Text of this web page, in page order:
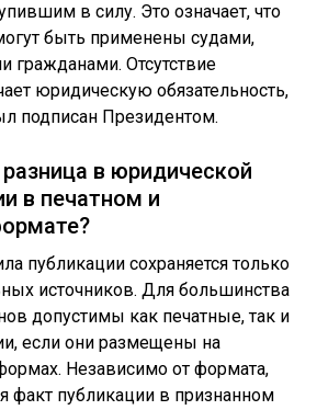
в силу. Это означает, что
быть применены судами,
гражданами. Отсутствие
юридическую обязательность,
подписан Президентом.
в юридической
в печатном и
публикации сохраняется только
источников. Для большинства
допустимы как печатные, так и
если они размещены на
Независимо от формата,
факт публикации в признанном